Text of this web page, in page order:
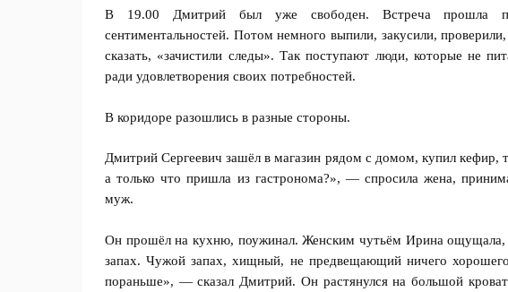
В 19.00 Дмитрий был уже свободен. Встреча прошла
сентиментальностей. Потом немного выпили, закусили,
сказать, «зачистили следы». Так поступают люди, которые не
ради удовлетворения своих потребностей.
В коридоре разошлись в разные стороны.
Дмитрий Сергеевич зашёл в магазин рядом с домом, купил кефир,
а только что пришла из гастронома?», — спросила жена,
муж.
Он прошёл на кухню, поужинал. Женским чутьём Ирина ощущала,
запах. Чужой запах, хищный, не предвещающий ничего
пораньше», — сказал Дмитрий. Он растянулся на большой